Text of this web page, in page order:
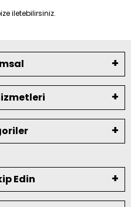
iletebilirsiniz.
Edin